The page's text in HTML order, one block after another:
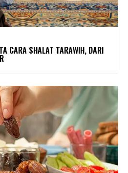
CARA SHALAT TARAWIH, DARI